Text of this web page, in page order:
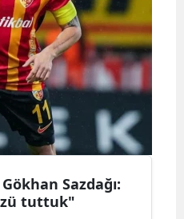
Sazdağı:
tuttuk"